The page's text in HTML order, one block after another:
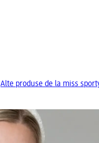
Alte produse de la miss